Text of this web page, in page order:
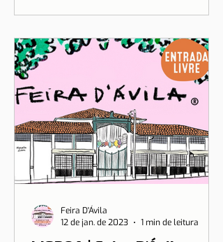
Feira D'Ávila
12 de jan. de 2023
1 min de leitura